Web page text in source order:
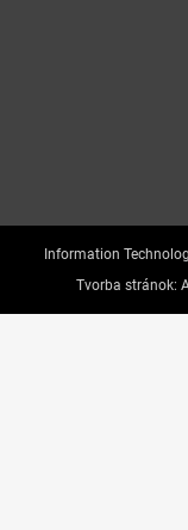
Information
Tvorba stránok: